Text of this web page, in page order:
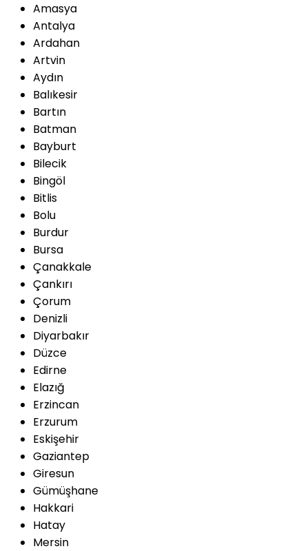
Amasya
Antalya
Ardahan
Artvin
Aydın
Balıkesir
Bartın
Batman
Bayburt
Bilecik
Bingöl
Bitlis
Bolu
Burdur
Bursa
Çanakkale
Çankırı
Çorum
Denizli
Diyarbakır
Düzce
Edirne
Elazığ
Erzincan
Erzurum
Eskişehir
Gaziantep
Giresun
Gümüşhane
Hakkari
Hatay
Mersin